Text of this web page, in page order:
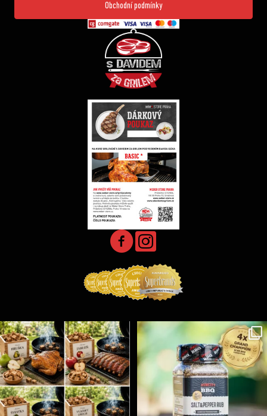
Obchodní podmínky
Udící špalíky - BORN TO SMOKE - různé druhy k...
5 0
Koření Suncity – autentická BBQ chuť u vás doma!...
1 0